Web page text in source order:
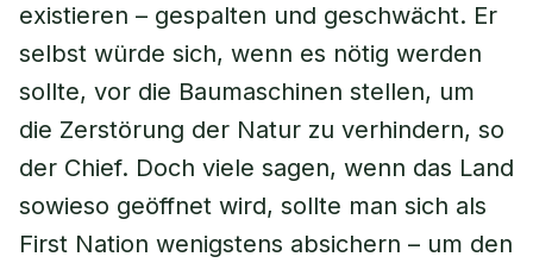
existieren – gespalten und geschwächt. Er
selbst würde sich, wenn es nötig werden
sollte, vor die Baumaschinen stellen, um
die Zerstörung der Natur zu verhindern, so
der Chief. Doch viele sagen, wenn das Land
sowieso geöffnet wird, sollte man sich als
First Nation wenigstens absichern – um den